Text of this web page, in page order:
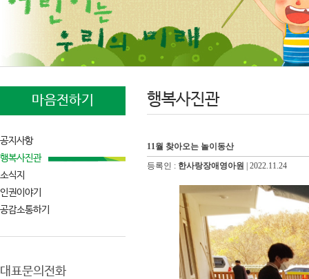
마음전하기
공지사항
행복사진관
소식지
인권이야기
공감소통하기
대표문의전화
행복사진관
11월 찾아오는 놀이동산
등록인 : 한사랑장애영아원 2022.11.24